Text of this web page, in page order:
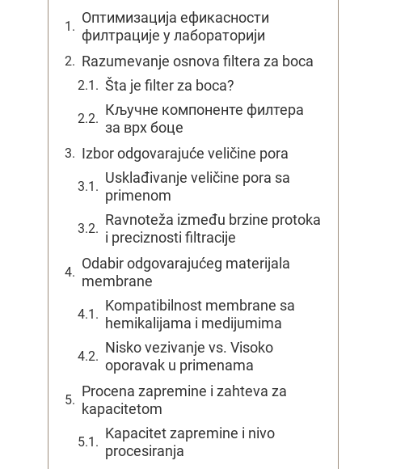
Оптимизација ефикасности
филтрације у лабораторији
Razumevanje osnova filtera za boca
Šta je filter za boca?
Кључне компоненте филтера
за врх боце
Izbor odgovarajuće veličine pora
Usklađivanje veličine pora sa
primenom
Ravnoteža između brzine protoka
i preciznosti filtracije
Odabir odgovarajućeg materijala
membrane
Kompatibilnost membrane sa
hemikalijama i medijumima
Nisko vezivanje vs. Visoko
oporavak u primenama
Procena zapremine i zahteva za
kapacitetom
Kapacitet zapremine i nivo
procesiranja